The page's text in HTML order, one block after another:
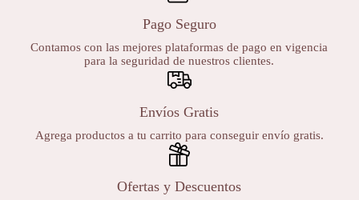
Pago Seguro
Contamos con las mejores plataformas de pago en vigencia
para la seguridad de nuestros clientes.
Envíos Gratis
Agrega productos a tu carrito para conseguir envío gratis.
Ofertas y Descuentos